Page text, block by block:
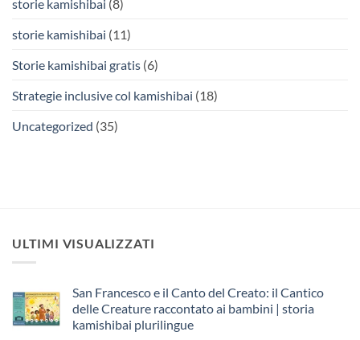
storie kamishibai (8)
storie kamishibai (11)
Storie kamishibai gratis (6)
Strategie inclusive col kamishibai (18)
Uncategorized (35)
ULTIMI VISUALIZZATI
San Francesco e il Canto del Creato: il Cantico
delle Creature raccontato ai bambini | storia
kamishibai plurilingue